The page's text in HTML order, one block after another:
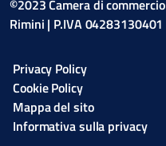
©2023 Camera di
Rimini | P.IVA 04283130401
Privacy Policy
Cookie Policy
Mappa del sito
Informativa sulla privacy